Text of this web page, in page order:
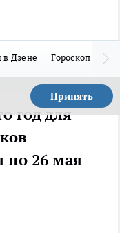
Дзене Гороскоп
Принять
год для
по 26 мая